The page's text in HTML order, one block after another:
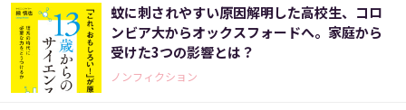
蚊に刺されやすい原因解明した高校生、コロ
ンビア大からオックスフォードへ。家庭から
受けた3つの影響とは？
ノンフィクション